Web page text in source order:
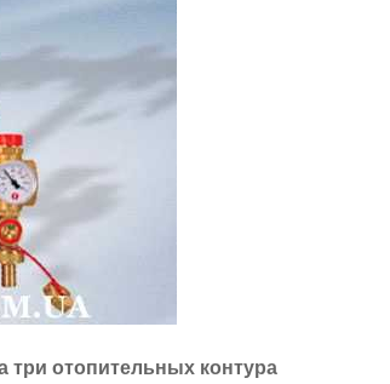
три отопительных контура